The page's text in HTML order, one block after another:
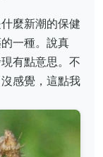
麼新潮的保健
一種。說真
有點意思。不
感覺，這點我